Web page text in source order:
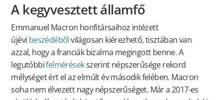
A kegyvesztett államfő
Emmanuel Macron honfitársaihoz intézett
újévi beszédébőlvilágosan kiérezhető, tisztában van
azzal, hogy a franciák bizalma megingott benne. A
legutóbbifelmérésekszerint népszerűsége rekord
mélységet ért el az elmúlt év második felében. Macron
soha nem élvezett nagy népszerűséget. Már a 2017-es